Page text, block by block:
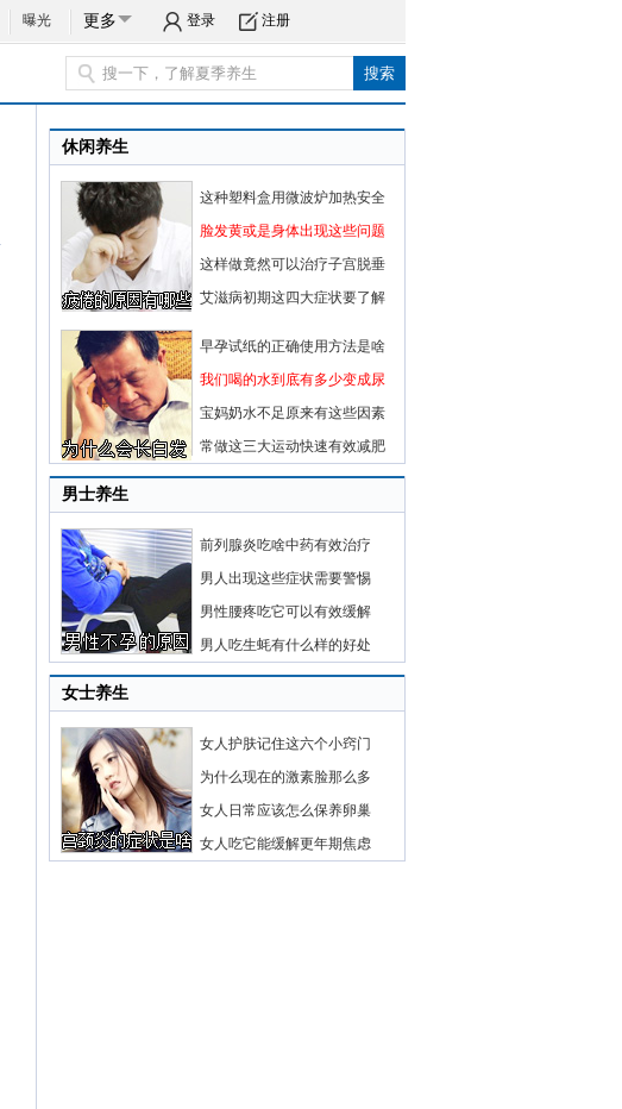
曝光 更多 登录 注册
休闲养生
这种塑料盒用微波炉加热安全
脸发黄或是身体出现这些问题
这样做竟然可以治疗子宫脱垂
艾滋病初期这四大症状要了解
早孕试纸的正确使用方法是啥
我们喝的水到底有多少变成尿
宝妈奶水不足原来有这些因素
常做这三大运动快速有效减肥
男士养生
前列腺炎吃啥中药有效治疗
男人出现这些症状需要警惕
男性腰疼吃它可以有效缓解
男人吃生蚝有什么样的好处
女士养生
女人护肤记住这六个小窍门
为什么现在的激素脸那么多
女人日常应该怎么保养卵巢
女人吃它能缓解更年期焦虑